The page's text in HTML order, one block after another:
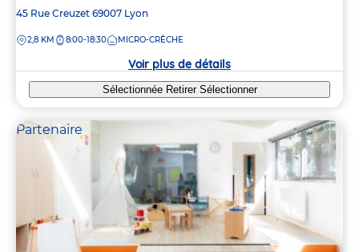
Adresse
la
45 Rue Creuzet 69007 Lyon
DISTANCE
2,8 KM 8:00-18:30 MICRO-CRÈCHE
Voir plus de détails
Sélectionnée Retirer Sélectionner
Partenaire